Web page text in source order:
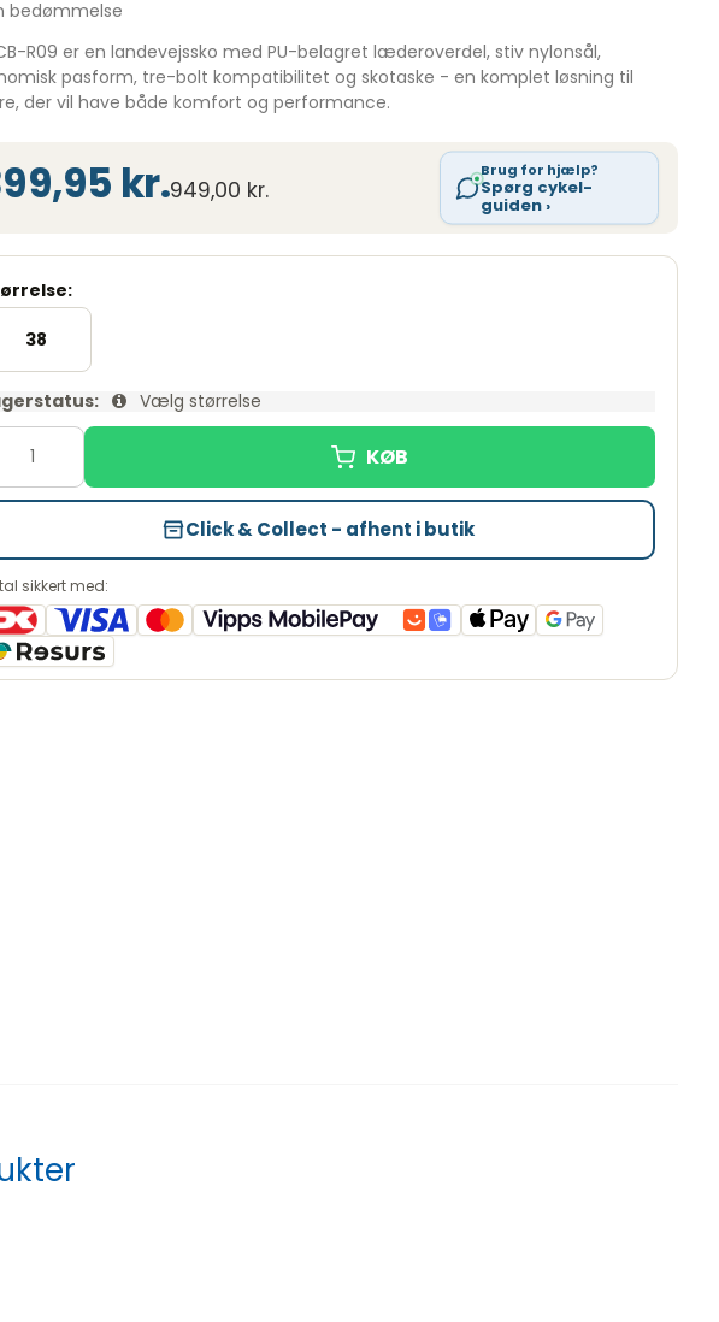
bedømmelse
R09 er en landevejssko med PU-belagret læderoverdel, stiv nylonsål,
pasform, tre-bolt kompatibilitet og skotaske - en komplet løsning til
der vil have både komfort og performance.
kr.949,00 kr.
Brug for hjælp?
Spørg cykel-
guiden ›
38
Vælg størrelse
Click & Collect - afhent i butik
sikkert med: